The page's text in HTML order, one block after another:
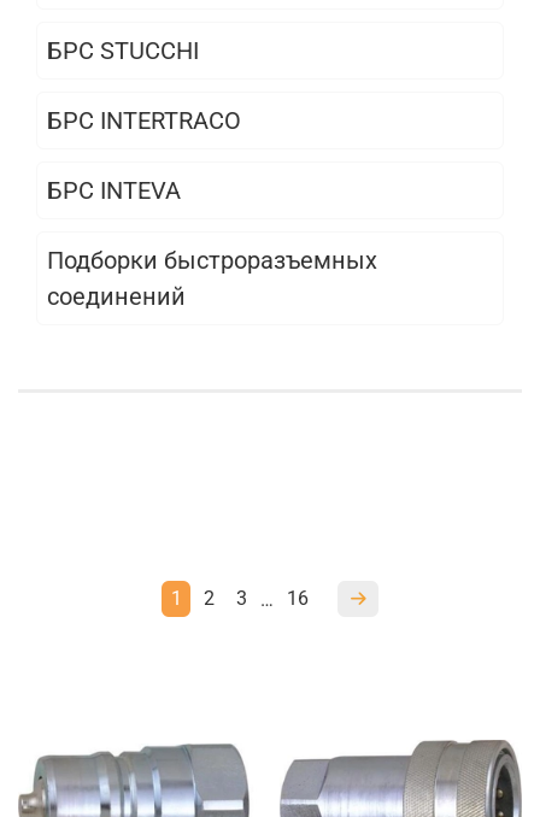
БРС STUCCHI
БРС INTERTRACO
БРС INTEVA
Подборки быстроразъемных
соединений
1 2 3 … 16